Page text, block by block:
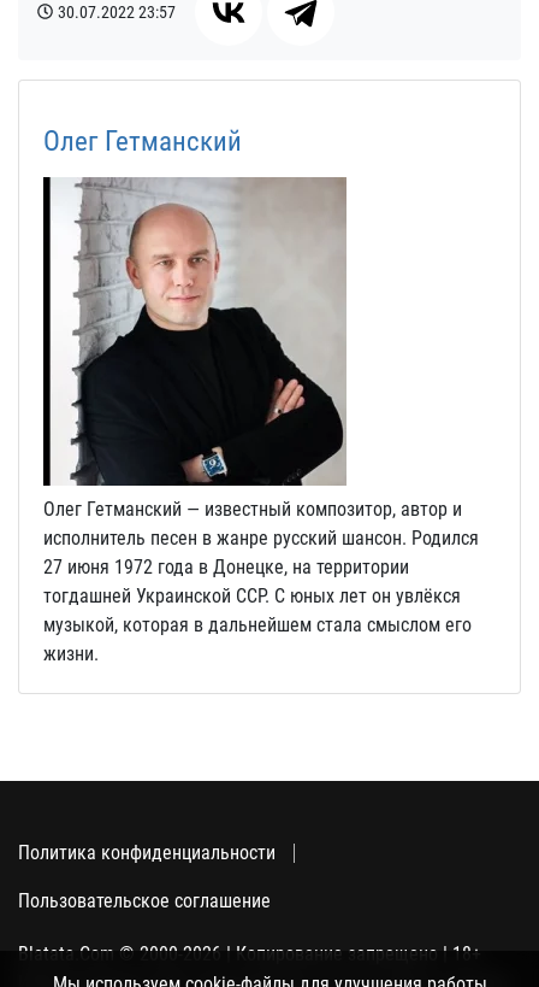
30.07.202223:57
Олег Гетманский
Олег Гетманский — известный композитор, автор и
исполнитель песен в жанре русский шансон. Родился
27 июня 1972 года в Донецке, на территории
тогдашней Украинской ССР. С юных лет он увлёкся
музыкой, которая в дальнейшем стала смыслом его
жизни.
Политика конфиденциальности
Пользовательское соглашение
Blatata.Com © 2000-2026 | Копирование запрещено | 18+